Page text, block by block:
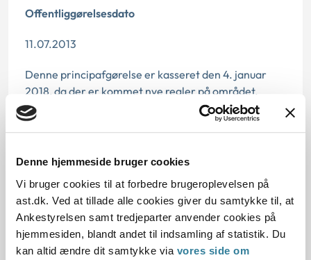
Denne hjemmeside bruger cookies
Vi bruger cookies til at forbedre brugeroplevelsen på
ast.dk. Ved at tillade alle cookies giver du samtykke til, at
Ankestyrelsen samt tredjeparter anvender cookies på
hjemmesiden, blandt andet til indsamling af statistik. Du
kan altid ændre dit samtykke via vores side om
Offentliggørelsesdato
11.07.2013
Denne principafgørelse er kasseret den 4. januar
2018, da der er kommet nye regler på området.
Paragraf
Journalnummer
6000851-04